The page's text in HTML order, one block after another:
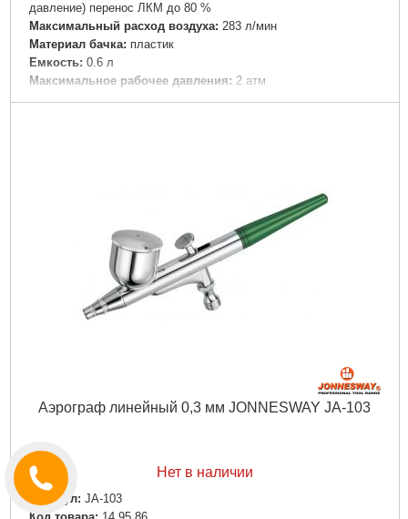
давление) перенос ЛКМ до 80 %
Максимальный расход воздуха: 283 л/мин
Материал бачка: пластик
Емкость: 0.6 л
Максимальное рабочее давления: 2 атм
Диаметр форсунки: 1.3 мм
Аэрограф линейный 0,3 мм JONNESWAY JA-103
Нет в наличии
Артикул: JA-103